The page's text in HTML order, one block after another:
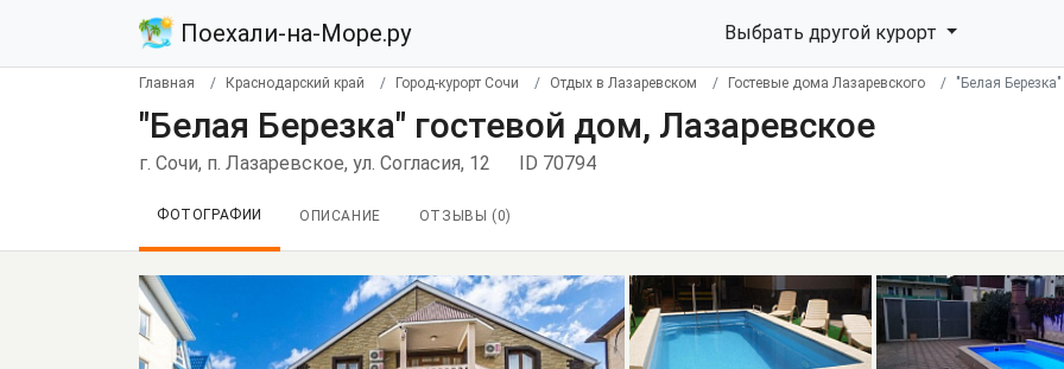
Поехали-на-Море.ру Выбрать другой курорт
Главная Краснодарский край Город-курорт Сочи Отдых в Лазаревском Гостевые дома Лазаревского "Белая
"Белая Березка" гостевой дом, Лазаревское
г. Сочи, п. Лазаревское, ул. Согласия, 12 ID 70794
ФОТОГРАФИИ ОПИСАНИЕ ОТЗЫВЫ ( 0)